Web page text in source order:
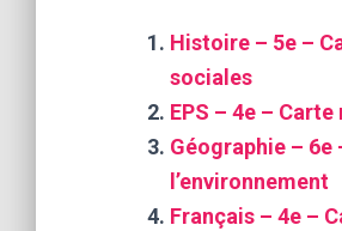
Histoire – 5e –
sociales
EPS – 4e –
Géographie –
l’environnement
Français – 4e –